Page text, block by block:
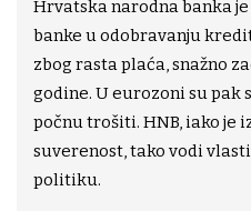
Hrvatska narodna banka
banke u odobravanju
zbog rasta plaća, snažno
godine. U eurozoni su pak
počnu trošiti. HNB, iako je
suverenost, tako vodi
politiku.